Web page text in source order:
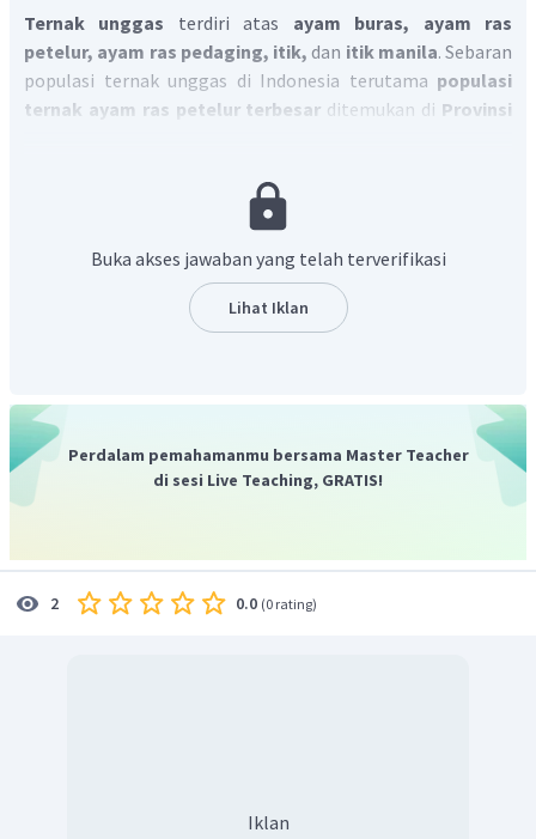
Ternak unggas terdiri atas ayam buras, ayam ras
petelur, ayam ras pedaging, itik,dan itik manila. Sebaran
populasi ternak unggas di Indonesia terutama populasi
ternak ayam ras petelur terbesar ditemukan di Provinsi
Buka akses jawaban yang telah terverifikasi
Lihat Iklan
Perdalam pemahamanmu bersama Master Teacher
di sesi Live Teaching, GRATIS!
2 0.0 (0 rating)
Iklan